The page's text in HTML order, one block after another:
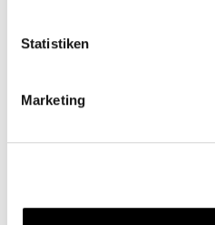
Statistiken
Marketing
ROBINET D'ESSENCE